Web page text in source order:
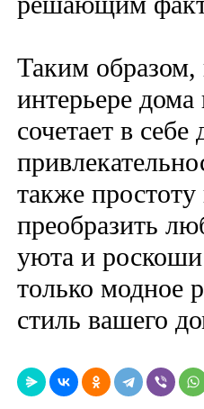
Таким образом,
интерьере
сочетает в
также
преобразить
уюта и
только модное
стиль вашего